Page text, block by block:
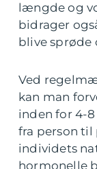
længde og
bidrager
blive sprøde
Ved
kan man
inden for 4-
fra person
individets
hormonelle